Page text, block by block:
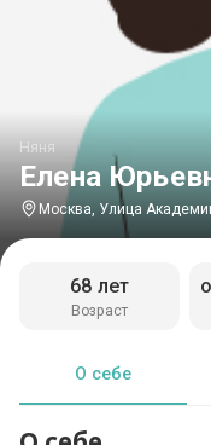
Елена
Няня
Москва, Улица
Возраст
68 лет
О себе